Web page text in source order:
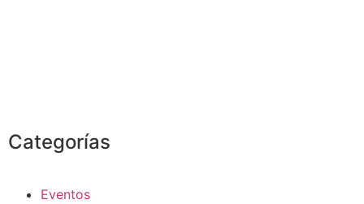
Categorías
Eventos